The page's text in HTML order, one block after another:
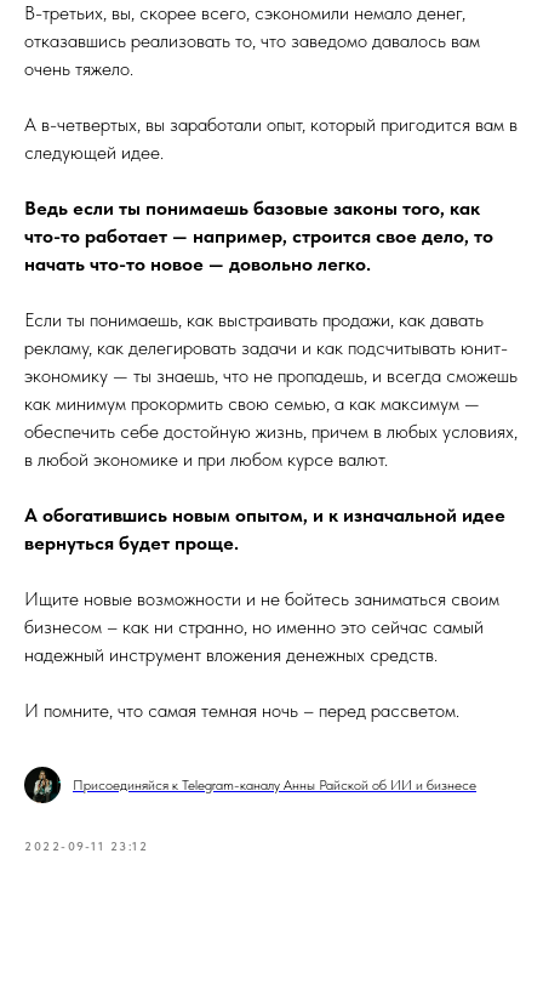
В-третьих, вы, скорее всего, сэкономили немало денег,
отказавшись реализовать то, что заведомо давалось вам
очень тяжело.
А в-четвертых, вы заработали опыт, который пригодится вам в
следующей идее.
Ведь если ты понимаешь базовые законы того, как
что-то работает — например, строится свое дело, то
начать что-то новое — довольно легко.
Если ты понимаешь, как выстраивать продажи, как давать
рекламу, как делегировать задачи и как подсчитывать юнит-
экономику — ты знаешь, что не пропадешь, и всегда сможешь
как минимум прокормить свою семью, а как максимум —
обеспечить себе достойную жизнь, причем в любых условиях,
в любой экономике и при любом курсе валют.
А обогатившись новым опытом, и к изначальной идее
вернуться будет проще.
Ищите новые возможности и не бойтесь заниматься своим
бизнесом – как ни странно, но именно это сейчас самый
надежный инструмент вложения денежных средств.
И помните, что самая темная ночь – перед рассветом.
Присоединяйся к Telegram-каналу Анны Райской об ИИ и бизнесе
2022-09-11 23:12